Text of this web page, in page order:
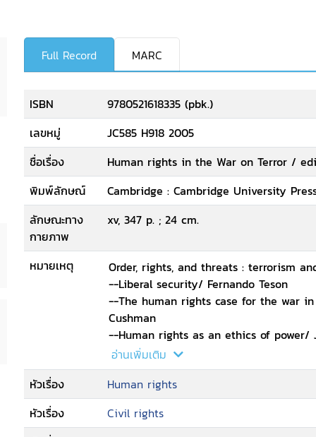
Full Record MARC
ISBN
9780521618335 (pbk.)
เลขหมู่
JC585 H918 2005
ชื่อเรื่อง
Human rights in the War on Terror /
พิมพ์ลักษณ์
Cambridge : Cambridge University
ลักษณะทาง
กายภาพ
xv, 347 p. ; 24 cm.
หมายเหตุ
Order, rights, and threats : terrorism
--Liberal security/ Fernando Teson
--The human rights case for the war
Cushman
--Human rights as an ethics of power/
--How not to promote democracy
--War in Iraq : not a humanitarian
--The tension between combating
Goldstone
--Fair trials for terrorists?/ Geoffrey
อ่านเพิ่มเติม
หัวเรื่อง
Human rights
หัวเรื่อง
Civil rights